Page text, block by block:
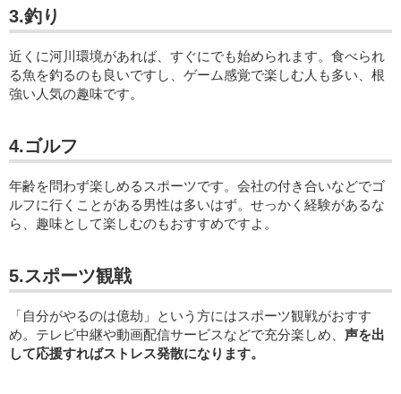
3.釣り
近くに河川環境があれば、すぐにでも始められます。食べられ
る魚を釣るのも良いですし、ゲーム感覚で楽しむ人も多い、根
強い人気の趣味です。
4.ゴルフ
年齢を問わず楽しめるスポーツです。会社の付き合いなどでゴ
ルフに行くことがある男性は多いはず。せっかく経験があるな
ら、趣味として楽しむのもおすすめですよ。
5.スポーツ観戦
「自分がやるのは億劫」という方にはスポーツ観戦がおすす
め。テレビ中継や動画配信サービスなどで充分楽しめ、 声を出
して応援すればストレス発散になります。